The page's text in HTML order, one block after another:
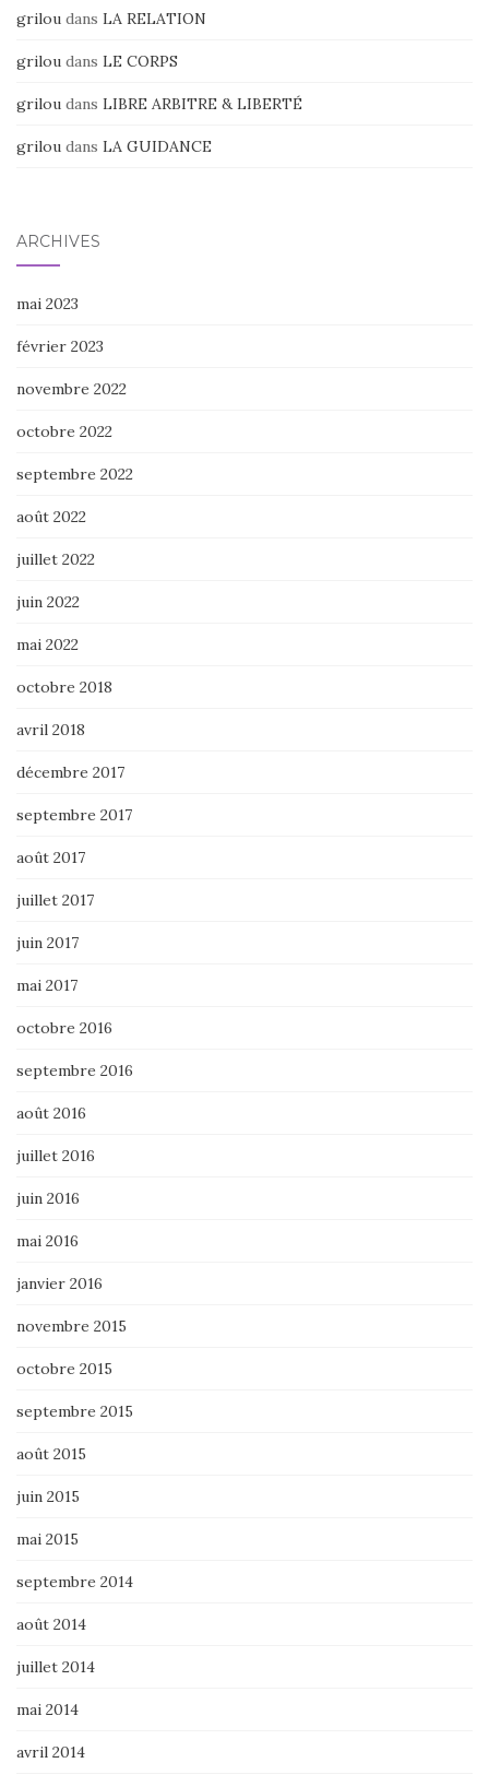
grilou dans LA RELATION
grilou dans LE CORPS
grilou dans LIBRE ARBITRE & LIBERTÉ
grilou dans LA GUIDANCE
ARCHIVES
mai 2023
février 2023
novembre 2022
octobre 2022
septembre 2022
août 2022
juillet 2022
juin 2022
mai 2022
octobre 2018
avril 2018
décembre 2017
septembre 2017
août 2017
juillet 2017
juin 2017
mai 2017
octobre 2016
septembre 2016
août 2016
juillet 2016
juin 2016
mai 2016
janvier 2016
novembre 2015
octobre 2015
septembre 2015
août 2015
juin 2015
mai 2015
septembre 2014
août 2014
juillet 2014
mai 2014
avril 2014